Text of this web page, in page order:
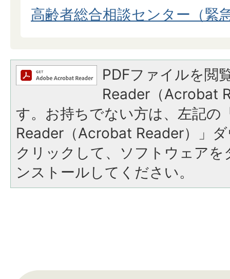
高齢者総合相談センター（緊
PDFファイルを閲
Reader（Acrobat
す。お持ちでない方は、左記の
Reader（Acrobat Reader）」
クリックして、ソフトウェア
ンストールしてください。